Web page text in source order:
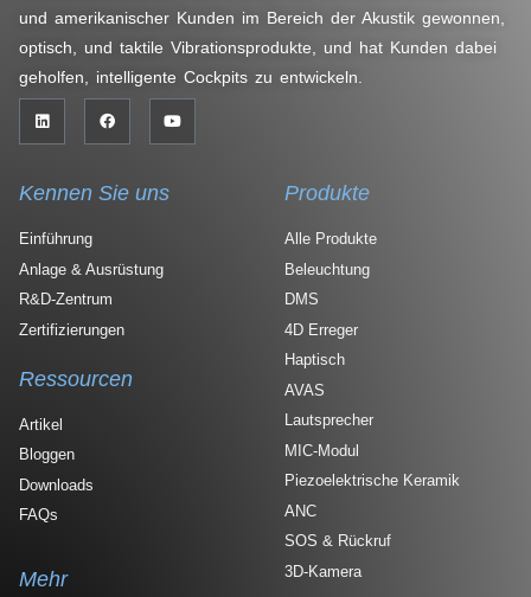
und amerikanischer Kunden im Bereich der Akustik gewonnen,
optisch, und taktile Vibrationsprodukte, und hat Kunden dabei
geholfen, intelligente Cockpits zu entwickeln.
Kennen Sie uns
Einführung
Anlage & Ausrüstung
R&D-Zentrum
Zertifizierungen
Produkte
Alle Produkte
Beleuchtung
DMS
4D Erreger
Haptisch
AVAS
Lautsprecher
MIC-Modul
Piezoelektrische Keramik
ANC
SOS & Rückruf
3D-Kamera
Ressourcen
Artikel
Bloggen
Downloads
FAQs
Mehr